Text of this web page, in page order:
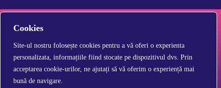
Cookies
Site-ul nostru folosește cookies pentru a vă oferi o experienta
personalizata, informațiile fiind stocate pe dispozitivul dvs. Prin
acceptarea cookie-urilor, ne ajutați să vă oferim o experiență mai
bună de navigare.